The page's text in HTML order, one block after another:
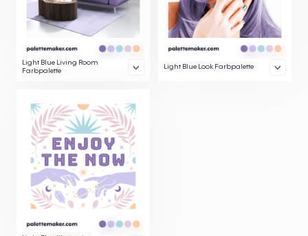
Light Blue Living Room
Farbpalette
Light Blue Look Farbpalette